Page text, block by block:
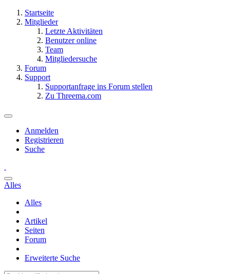
Startseite
Mitglieder
Letzte Aktivitäten
Benutzer online
Team
Mitgliedersuche
Forum
Support
Supportanfrage ins Forum stellen
Zu Threema.com
Anmelden
Registrieren
Suche
Alles
Alles
Artikel
Seiten
Forum
Erweiterte Suche